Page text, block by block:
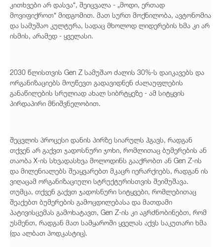
კითხვები არ დასვა“, შეიცვალა - „მოდი, ერთად
მოვიფიქროთ“ მიდგომით. მათ სურთ მოქნილობა, ავტონომია
და სამუშაო კულტურა, სადაც მხოლოდ ლიდერების ხმა კი არ
ისმის, არამედ - ყველასი.
2030 წლისთვის Gen Z სამუშაო ძალის 30%-ს დაიკავებს და
ორგანიზაციებს მოუწევთ გადავიდნენ ძალაუფლების
განაწილების სრულიად ახალ სიბრტყეზე - ამ სიტყვის
პირდაპირი მნიშვნელობით.
შეცვლის პროცესი დანის პირზე სიარულს ჰგავს, რადგან
თქვენ არ გაქვთ ჯადოსნური ჯოხი, რომლითაც ბუმერების ან
თაობა X-ის სხვადასხვა მოლოდინს გააქრობთ ან Gen Z-ის
და მილენიალებს შეაყვარებთ მკაცრ იერარქიებს, რადგან ის
ვიღაცამ ორგანიზაციული სტრუქტურისთვის შეიმუშავა.
თუმცა, თქვენ გაქვთ ჯადოსნური სიტყვები, რომლებითაც
შეაქებთ ბუმერების გამოცდილებასა და მათდამი
პატივისცემას გამოხატავთ, Gen Z-ის კი აგრძნობინებთ, რომ
უსმენთ, რადგან მათ სამყაროში ყველას აქვს საკუთარი ხმა
(და ალბათ პოდკასტიც).